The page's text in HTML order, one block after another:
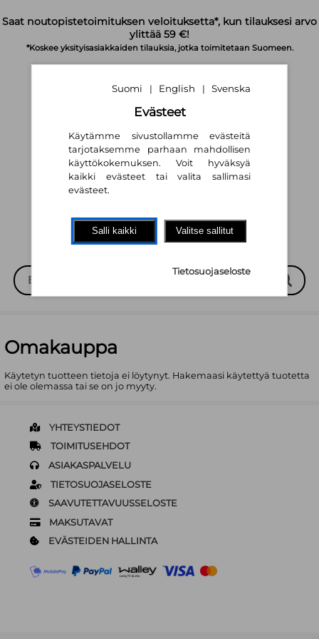
Saat noutopistetoimituksen veloituksetta*, kun tilauksesi arvo
ylittää 59 €!
*Koskee yksityisasiakkaiden tilauksia, jotka toimitetaan Suomeen.
Suomi | English | Svenska
Omakauppa
Käytetyn tuotteen tietoja ei löytynyt. Hakemaasi käytettyä tuotetta
ei ole olemassa tai se on jo myyty.
YHTEYSTIEDOT
TOIMITUSEHDOT
ASIAKASPALVELU
TIETOSUOJASELOSTE
SAAVUTETTAVUUSSELOSTE
MAKSUTAVAT
EVÄSTEIDEN HALLINTA
Suomi | English | Svenska
Evästeet
Käytämme sivustollamme evästeitä
tarjotaksemme parhaan mahdollisen
käyttökokemuksen. Voit hyväksyä
kaikki evästeet tai valita sallimasi
evästeet.
Salli kaikki Valitse sallitut
Tietosuojaseloste